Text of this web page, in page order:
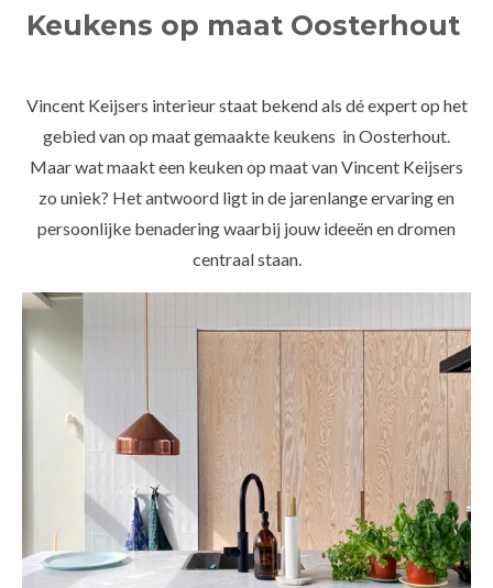
Keukens op maat Oosterhout
Vincent Keijsers interieur staat bekend als dé expert op het
gebied van op maat gemaakte keukens in Oosterhout.
Maar wat maakt een keuken op maat van Vincent Keijsers
zo uniek? Het antwoord ligt in de jarenlange ervaring en
persoonlijke benadering waarbij jouw ideeën en dromen
centraal staan.